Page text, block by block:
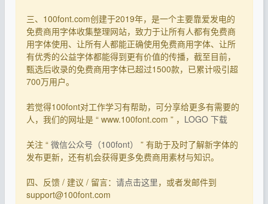
三、100font.com创建于2019年，是一个主要靠爱发电的
免费商用字体收集整理网站，致力于让所有人都有免费商
用字体使用、让所有人都能正确使用免费商用字体、让所
有优秀的公益字体都能得到更有价值的传播，截至目前，
甄选后收录的免费商用字体已超过1500款，已累计吸引超
700万用户。
若觉得100font对工作学习有帮助，可分享给更多有需要的
人，我们的网址是 “ www.100font.com ” ， LOGO 下载
关注 “ 微信公众号（100font）
” 有助于及时了解新字体的
发布更新，还有机会获得更多免费商用素材与知识。
四、反馈 / 建议 / 留言： 请点击这里，或者发邮件到
support@100font.com